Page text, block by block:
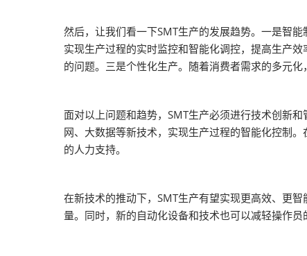
同期展会ES SHOW
智慧会刊
然后，让我们看一下SMT生产的发展趋势。一是智
实现生产过程的实时监控和智能化调控，提高生产
的问题。三是个性化生产。随着消费者需求的多元
面对以上问题和趋势，SMT生产必须进行技术创新
网、大数据等新技术，实现生产过程的智能化控制
的人力支持。
在新技术的推动下，SMT生产有望实现更高效、更
量。同时，新的自动化设备和技术也可以减轻操作